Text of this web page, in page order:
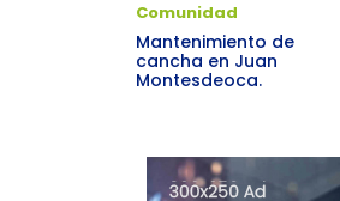
Comunidad
Mantenimiento de
cancha en Juan
Montesdeoca.